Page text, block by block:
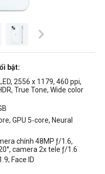
bật:
2556 x 1179, 460 ppi,
True Tone, Wide color
GPU 5‑core, Neural
chính 48MP ƒ/1.6,
camera 2x tele ƒ/1.6
Face ID